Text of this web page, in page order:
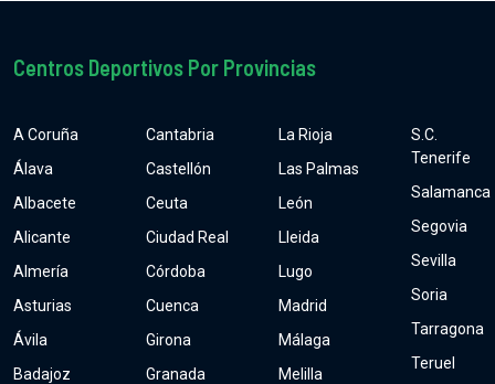
Centros Deportivos Por Provincias
A Coruña
Álava
Albacete
Alicante
Almería
Asturias
Ávila
Badajoz
Cantabria
Castellón
Ceuta
Ciudad Real
Córdoba
Cuenca
Girona
Granada
La Rioja
Las Palmas
León
Lleida
Lugo
Madrid
Málaga
Melilla
S.C.
Tenerife
Salamanca
Segovia
Sevilla
Soria
Tarragona
Teruel